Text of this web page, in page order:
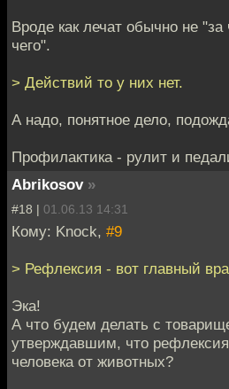
Вроде как лечат обычно не
чего".
> Действий то у них нет.
А надо, понятное дело,
Профилактика - рулит и
Abrikosov »
#18 | 01.06.13 14:31
Кому: Knock, #9
> Рефлексия - вот главный
Эка!
А что будем делать с
утверждавшим, что
человека от животных?